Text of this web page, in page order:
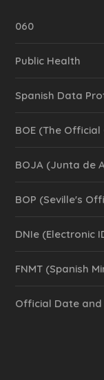
060
Public Health
Spanish Data
BOE (The
BOJA (Junta de
BOP (Seville's
DNIe (Electronic
FNMT (Spanish
Official Date and